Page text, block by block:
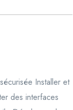
Installer et
des interfaces